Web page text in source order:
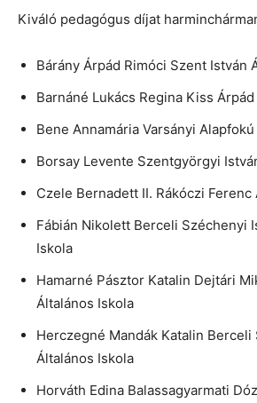
Kiváló pedagógus díjat
Bárány Árpád Rimóci Szent István
Barnáné Lukács Regina Kiss
Bene Annamária Varsányi
Borsay Levente Szentgyörgyi
Czele Bernadett II. Rákóczi Ferenc
Fábián Nikolett Berceli Széchenyi
Iskola
Hamarné Pásztor Katalin Dejtári
Általános Iskola
Herczegné Mandák Katalin Berceli
Általános Iskola
Horváth Edina Balassagyarmati